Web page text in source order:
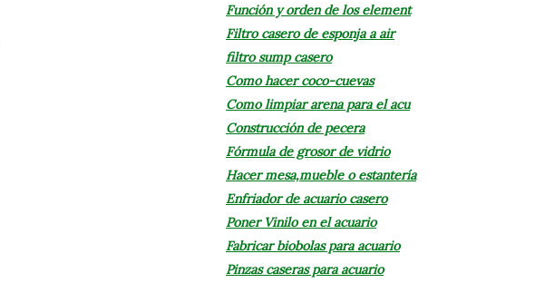
Función y orden de los element
Filtro casero de esponja a air
filtro sump casero
Como hacer coco-cuevas
Como limpiar arena para el acu
Construcción de pecera
Fórmula de grosor de vidrio
Hacer mesa,mueble o estantería
Enfriador de acuario casero
Poner Vinilo en el acuario
Fabricar biobolas para acuario
Pinzas caseras para acuario